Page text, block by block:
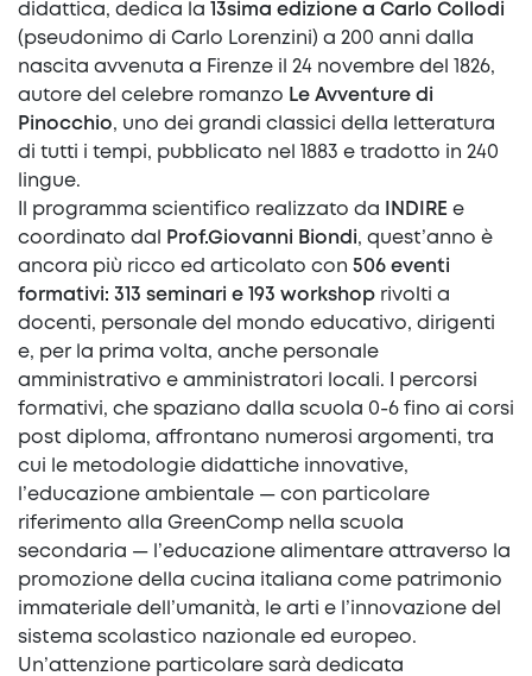
didattica, dedica la
13sima edizione a Carlo Collodi
(pseudonimo di Carlo Lorenzini) a 200 anni dalla
nascita avvenuta a Firenze il 24 novembre del 1826,
autore del celebre romanzo Le Avventure di
Pinocchio, uno dei grandi classici della letteratura
di tutti i tempi, pubblicato nel 1883 e tradotto in 240
lingue.
Il programma scientifico realizzato da
INDIRE e
coordinato dal
Prof.Giovanni Biondi, quest’anno è
ancora più ricco ed articolato con 506 eventi
formativi: 313 seminari e 193 workshop rivolti a
docenti, personale del mondo educativo, dirigenti
e, per la prima volta, anche personale
amministrativo e amministratori locali. I percorsi
formativi, che spaziano dalla scuola 0-6 fino ai corsi
post diploma, affrontano numerosi argomenti, tra
cui le metodologie didattiche innovative,
l’educazione ambientale — con particolare
riferimento alla GreenComp nella scuola
secondaria — l’educazione alimentare attraverso la
promozione della cucina italiana come patrimonio
immateriale dell’umanità, le arti e l’innovazione del
sistema scolastico nazionale ed europeo.
Un’attenzione particolare sarà dedicata